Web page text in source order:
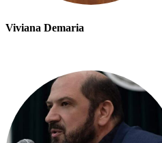
Viviana Demaria